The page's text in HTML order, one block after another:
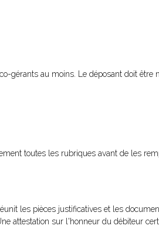
gérants au moins. Le déposant doit être
toutes les rubriques avant de les
les pièces justificatives et les
attestation sur l'honneur du débiteur